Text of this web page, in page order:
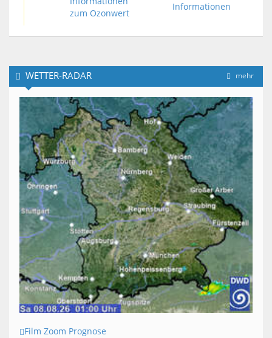
zum Ozonwert
Informationen
mehr
WETTER-RADAR
Film Zoom Prognose